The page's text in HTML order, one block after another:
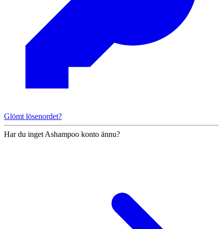
Glömt lösenordet?
Har du inget Ashampoo konto ännu?